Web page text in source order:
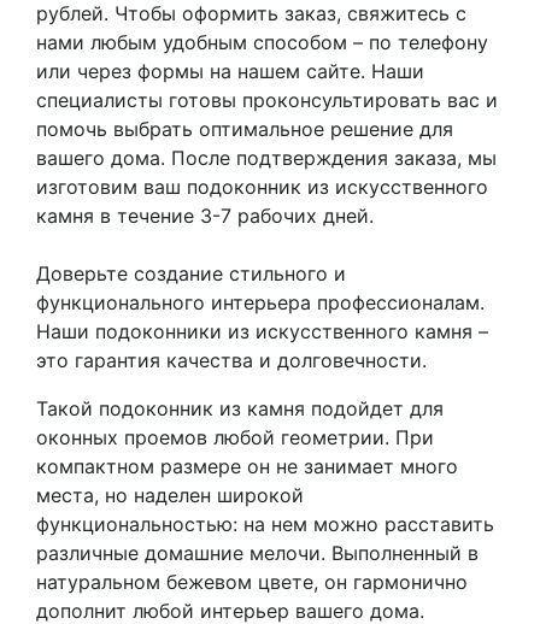
рублей. Чтобы оформить заказ, свяжитесь с
нами любым удобным способом – по телефону
или через формы на нашем сайте. Наши
специалисты готовы проконсультировать вас и
помочь выбрать оптимальное решение для
вашего дома. После подтверждения заказа, мы
изготовим ваш подоконник из искусственного
камня в течение 3-7 рабочих дней.
Доверьте создание стильного и
функционального интерьера профессионалам.
Наши подоконники из искусственного камня –
это гарантия качества и долговечности.
Такой подоконник из камня подойдет для
оконных проемов любой геометрии. При
компактном размере он не занимает много
места, но наделен широкой
функциональностью: на нем можно расставить
различные домашние мелочи. Выполненный в
натуральном бежевом цвете, он гармонично
дополнит любой интерьер вашего дома.